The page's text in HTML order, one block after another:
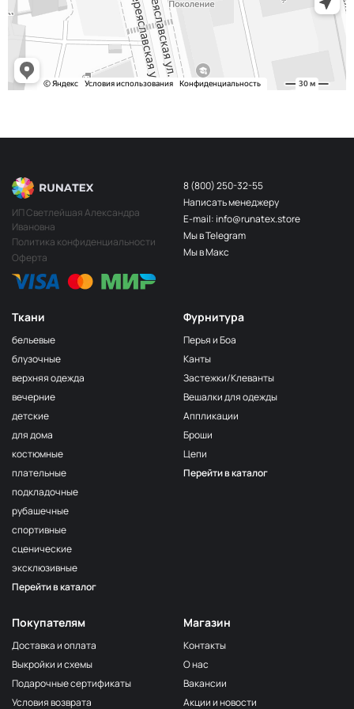
243/2
2Бл.Бирюзовый МП-20-243/2
S248
Св.Бирюза
2400000683254
203/3
3Т.Бирюзовый
МП-20-203/3
(Т.Бирюзовый)
МП-20-198
2Т.Бирюзовый
МП-20-203/2
1Св.Бирюзовый
Аквамарин(Т.Бирюзовый)
МП-20-245
F222/2
волна
МП-20-F222/2
МП-20-F222/3
F257 Аквамарин
МП-20-F257
203/1
1Т.Бирюзовый
F254 Лагуна
4Св.Бирюзовый
F224/2
2Океанская
309/1 1Т.Серый
МП-20-309/1
F206 Бл.Бирюза
МП-20-F206
F321/1 Океан
МП-20-F321/1
191/2
Ткани
бельевые
блузочные
верхняя одежда
вечерние
детские
для дома
костюмные
плательные
подкладочные
рубашечные
спортивные
сценические
эксклюзивные
Перейти в каталог
Фурнитура
Перья и Боа
Канты
Застежки/Клеванты
Вешалки для одежды
Аппликации
Броши
Цепи
Перейти в каталог
Покупателям
Доставка и оплата
Выкройки и схемы
Подарочные сертификаты
Условия возврата
Магазин
Контакты
О нас
Вакансии
Акции и новости
ИП Светлейшая Александра
Ивановна
Политика конфиденциальности
Оферта
8 (800) 250-32-55
Написать менеджеру
E-mail: info@runatex.store
Мы в Telegram
Мы в Макс